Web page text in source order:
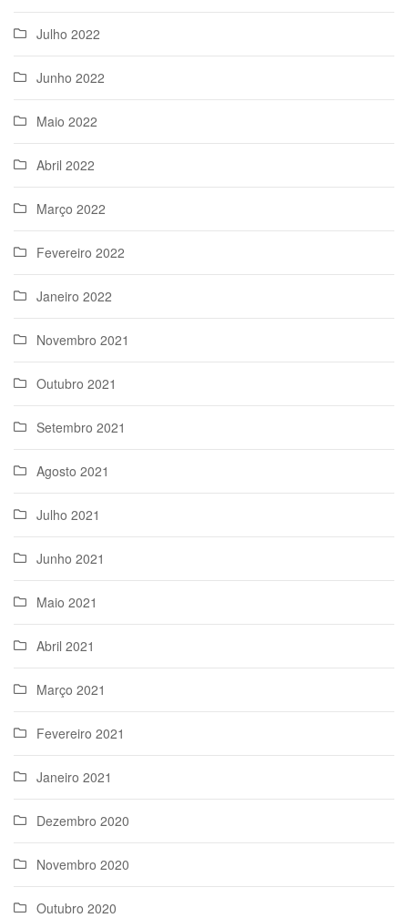
Julho 2022
Junho 2022
Maio 2022
Abril 2022
Março 2022
Fevereiro 2022
Janeiro 2022
Novembro 2021
Outubro 2021
Setembro 2021
Agosto 2021
Julho 2021
Junho 2021
Maio 2021
Abril 2021
Março 2021
Fevereiro 2021
Janeiro 2021
Dezembro 2020
Novembro 2020
Outubro 2020